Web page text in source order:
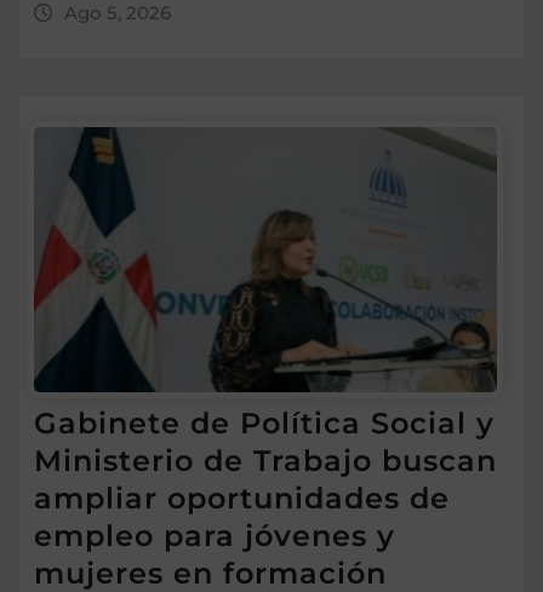
Ago 5, 2026
Gabinete de Política Social y
Ministerio de Trabajo buscan
ampliar oportunidades de
empleo para jóvenes y
mujeres en formación